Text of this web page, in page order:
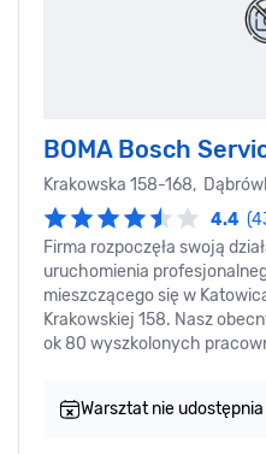
BOMA Bosch
Krakowska 158-168,
4.4
Firma rozpoczęła swoją
uruchomienia
mieszczącego się w
Krakowskiej 158. Nasz
ok 80 wyszkolonych
Warsztat nie